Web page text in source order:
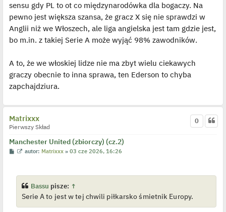
sensu gdy PL to ot co międzynarodówka dla bogaczy. Na
pewno jest większa szansa, że gracz X się nie sprawdzi w
Anglii niż we Włoszech, ale liga angielska jest tam gdzie jest,
bo m.in. z takiej Serie A może wyjąć 98% zawodników.
A to, że we włoskiej lidze nie ma zbyt wielu ciekawych
graczy obecnie to inna sprawa, ten Ederson to chyba
zapchajdziura.
Matrixxx
Pierwszy Skład
Manchester United (zbiorczy) (cz.2)
0
P
W
i
e
t
l
o
autor: Matrixxx »03 cze 2026, 16:26
Bassu pisze: ↑
Serie A to jest w tej chwili piłkarsko śmietnik Europy.